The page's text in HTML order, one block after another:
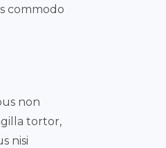
commodo
non
tortor,
nisi